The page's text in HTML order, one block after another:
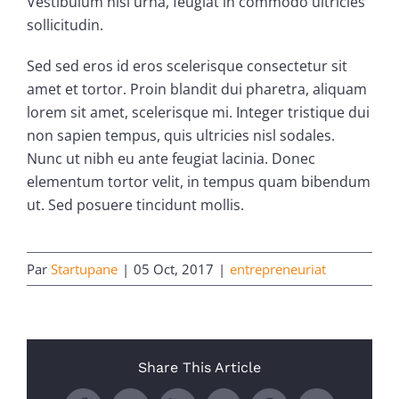
sollicitudin.
Sed sed eros id eros scelerisque consectetur sit
amet et tortor. Proin blandit dui pharetra, aliquam
lorem sit amet, scelerisque mi. Integer tristique dui
non sapien tempus, quis ultricies nisl sodales.
Nunc ut nibh eu ante feugiat lacinia. Donec
elementum tortor velit, in tempus quam bibendum
ut. Sed posuere tincidunt mollis.
Par Startupane | 05 Oct, 2017 | entrepreneuriat
Share This Article